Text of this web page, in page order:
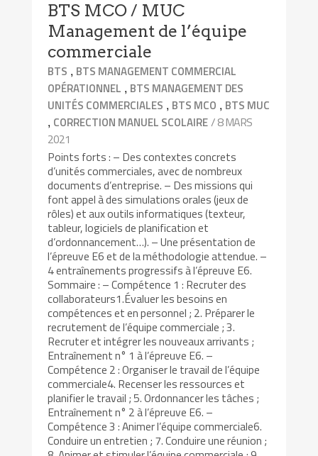
BTS MCO / MUC
Management de l’équipe
commerciale
BTS , BTS MANAGEMENT COMMERCIAL
OPÉRATIONNEL , BTS MANAGEMENT DES
UNITÉS COMMERCIALES , BTS MCO , BTS MUC
, CORRECTION MANUEL SCOLAIRE/ 8 MARS
2021
Points forts : – Des contextes concrets
d’unités commerciales, avec de nombreux
documents d’entreprise. – Des missions qui
font appel à des simulations orales (jeux de
rôles) et aux outils informatiques (texteur,
tableur, logiciels de planification et
d’ordonnancement…). – Une présentation de
l’épreuve E6 et de la méthodologie attendue. –
4 entraînements progressifs à l’épreuve E6.
Sommaire : – Compétence 1 : Recruter des
collaborateurs1.Évaluer les besoins en
compétences et en personnel ; 2. Préparer le
recrutement de l’équipe commerciale ; 3.
Recruter et intégrer les nouveaux arrivants ;
Entraînement n° 1 à l’épreuve E6. –
Compétence 2 : Organiser le travail de l’équipe
commerciale4. Recenser les ressources et
planifier le travail ; 5. Ordonnancer les tâches ;
Entraînement n° 2 à l’épreuve E6. –
Compétence 3 : Animer l’équipe commerciale6.
Conduire un entretien ; 7. Conduire une réunion ;